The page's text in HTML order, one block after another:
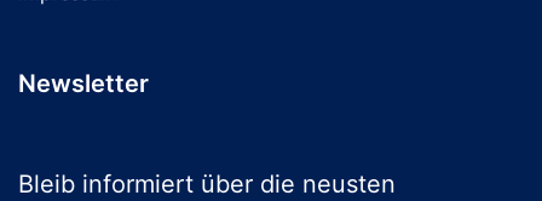
Newsletter
Bleib informiert über die neusten